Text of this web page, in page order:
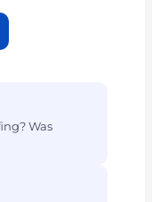
Was